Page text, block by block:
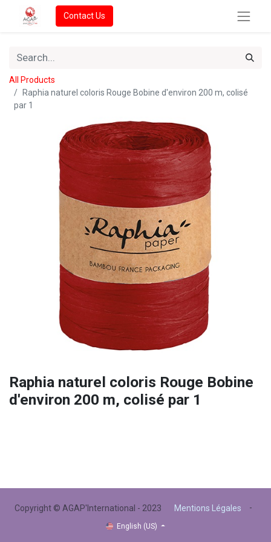
Contact Us
All Products
Raphia naturel coloris Rouge Bobine d'environ 200 m, colisé
par 1
Raphia naturel coloris Rouge Bobine
d'environ 200 m, colisé par 1
Copyright © AGAP'International - 2023 Mentions Légales -
English (US)